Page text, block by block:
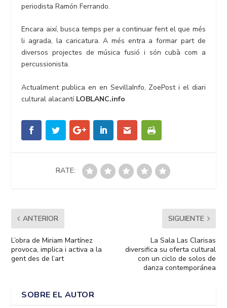
periodista Ramón Ferrando.
Encara així, busca temps per a continuar fent el que més
li agrada, la caricatura. A més entra a formar part de
diversos projectes de música fusió i són cubà com a
percussionista.
Actualment publica en en SevillaInfo, ZoePost i el diari
cultural alacantí LOBLANC.info
RATE:
ANTERIOR
L’obra de Miriam Martínez
provoca, implica i activa a la
gent des de l’art
SIGUIENTE
La Sala Las Clarisas
diversifica su oferta cultural
con un ciclo de solos de
danza contemporánea
SOBRE EL AUTOR